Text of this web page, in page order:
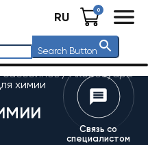
RU 0
Search Button
/Аксессуары
химии
Связь со
специалистом